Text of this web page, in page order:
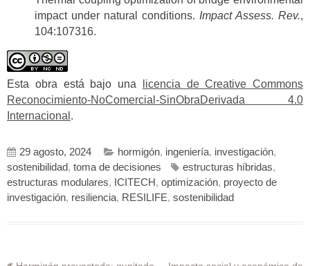
impact under natural conditions. Impact Assess. Rev.,
104:107316.
Esta obra está bajo una
licencia de Creative Commons
Reconocimiento-NoComercial-SinObraDerivada 4.0
Internacional .
29 agosto, 2024 hormigón, ingeniería, investigación,
sostenibilidad, toma de decisiones estructuras híbridas,
estructuras modulares, ICITECH, optimización, proyecto de
investigación, resiliencia, RESILIFE, sostenibilidad